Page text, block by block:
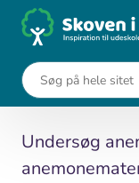
...
Undersøg